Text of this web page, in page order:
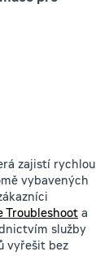
zajistí rychlou
vybavených
Troubleshoot a
služby
vyřešit bez